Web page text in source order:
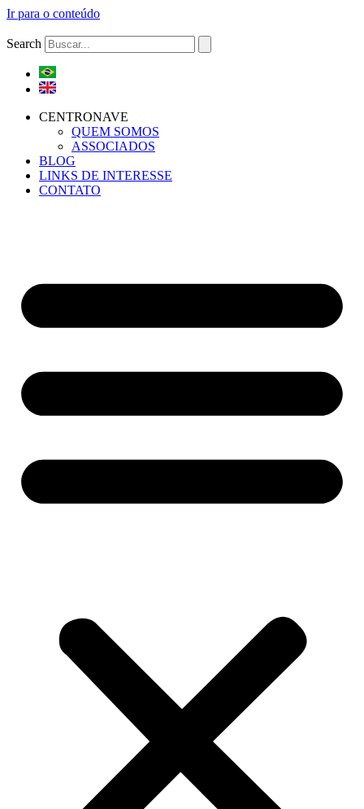
Ir para o conteúdo
Search
CENTRONAVE
QUEM SOMOS
ASSOCIADOS
BLOG
LINKS DE INTERESSE
CONTATO